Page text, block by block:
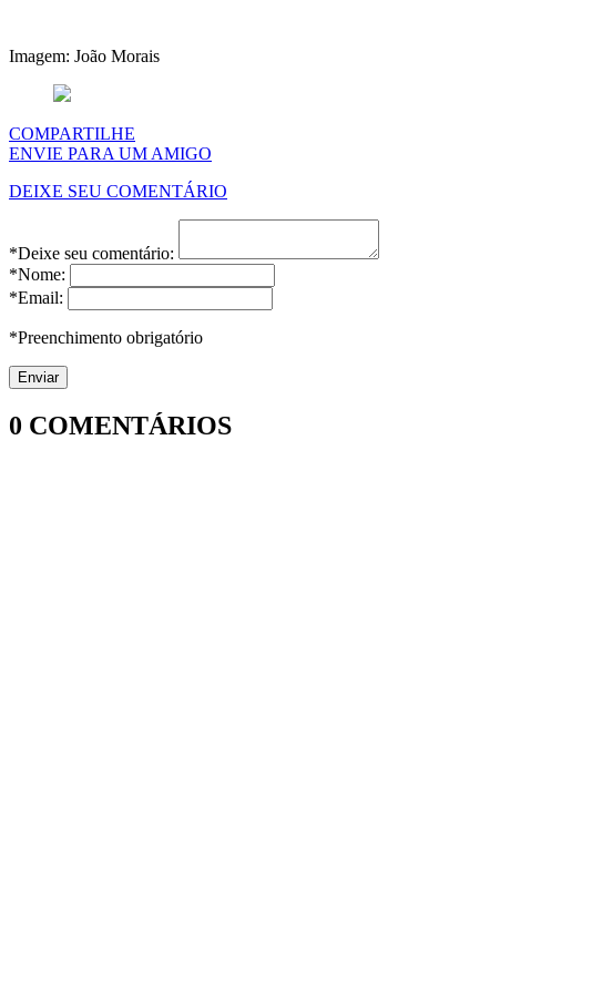
Imagem: João Morais
COMPARTILHE
ENVIE PARA UM AMIGO
DEIXE SEU COMENTÁRIO
*Deixe seu comentário:
*Nome:
*Email:
*Preenchimento obrigatório
0 COMENTÁRIOS